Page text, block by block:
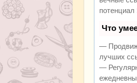
Что
—
лучших
—